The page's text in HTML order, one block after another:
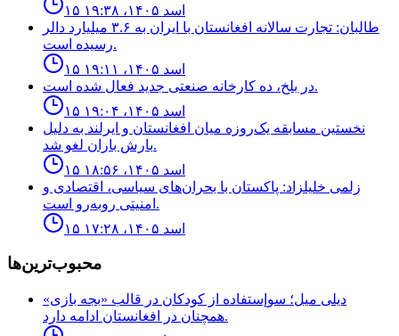
۱۵ اسد ۱۴۰۵، ۱۹:۳۸
طالبان: تجارت سالانه افغانستان با ایران به ۳.۶ میلیارد دالر
رسیده است.
۱۵ اسد ۱۴۰۵، ۱۹:۱۱
در بلخ، ده کارخانه صنعتی جدید فعال شده است.
۱۵ اسد ۱۴۰۵، ۱۹:۰۴
نخستین مسابقه یک‌روزه میان افغانستان و ایرلند به دلیل
بارش باران لغو شد.
۱۵ اسد ۱۴۰۵، ۱۸:۵۶
زلمی خلیلزاد: پاکستان با بحران‌های سیاسی، اقتصادی و
امنیتی روبه‌رو است.
۱۵ اسد ۱۴۰۵، ۱۷:۲۸
محبوب‌ترین‌ها
ديلى ميل؛ سوإستفاده از كودكان در قالب «بجه بازى»
همچنان در افغانستان ادامه دارد.